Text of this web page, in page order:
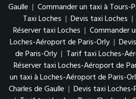
Gaulle | Commander un taxi à Tours-
Taxi Loches | Devis taxi Loches |
Réserver taxi Loches | Commander
Loches-Aéroport de Paris-Orly |
de Paris-Orly | Tarif taxi Loches-
Réserver taxi Loches-Aéroport de
un taxi à Loches-Aéroport de Paris-
Charles de Gaulle | Devis taxi Loches-